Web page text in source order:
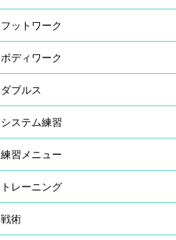
フットワーク
ボディワーク
ダブルス
システム練習
練習メニュー
トレーニング
戦術